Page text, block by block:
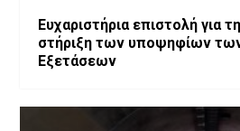
Ευχαριστήρια επιστολή για
στήριξη των υποψηφίων
Εξετάσεων